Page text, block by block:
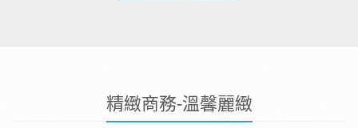
​​精緻商務-溫馨麗緻